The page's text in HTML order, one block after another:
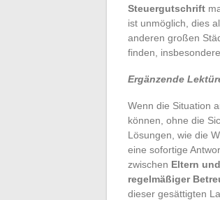
Steuergutschrift
ist unmöglich, dies
anderen großen
finden,
Ergänzende
Wenn die Situation
können, ohne die
Lösungen, wie die
eine sofortige
zwischen Eltern
regelmäßiger
dieser gesättigten